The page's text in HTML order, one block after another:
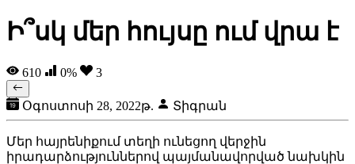
Ի՞սկ մեր հույսը ում վրա է
610 0% 3
Օգոստոսի 28, 2022թ. Տիգրան
Մեր հայրենիքում տեղի ունեցող վերջին
իրադարձություններով պայմանավորված նախկին